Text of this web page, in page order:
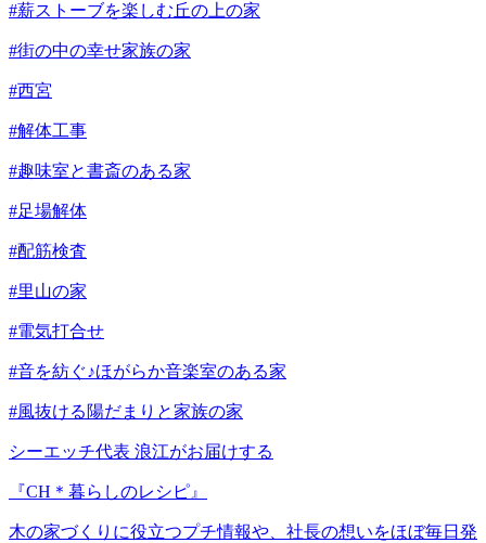
#薪ストーブを楽しむ丘の上の家
#街の中の幸せ家族の家
#西宮
#解体工事
#趣味室と書斎のある家
#足場解体
#配筋検査
#里山の家
#電気打合せ
#音を紡ぐ♪ほがらか音楽室のある家
#風抜ける陽だまりと家族の家
シーエッチ代表 浪江がお届けする
『CH＊暮らしのレシピ』
木の家づくりに役立つプチ情報や、社長の想いをほぼ毎日発